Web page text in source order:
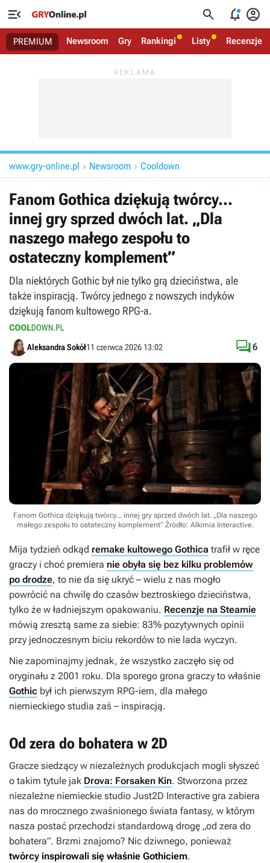
   
PREMIUM Newsroom Gry Rankingi Listy Recenzje
www.gry-online.pl  Newsroom  Cooldown
Fanom Gothica dziękują twórcy...
innej gry sprzed dwóch lat. „Dla
naszego małego zespołu to
ostateczny komplement”
Dla niektórych Gothic był nie tylko grą dzieciństwa, ale
także inspiracją. Twórcy jednego z nowszych indyków
dziękują fanom kultowego RPG-a.
Aleksandra Sokół11 czerwca 2026 13:02 6
Fanom Gothica dziękują twórcy... innej gry sprzed dwóch lat. „Dla naszego
małego zespołu to ostateczny komplement” Źródło: Alkimia Interactive.
Mija tydzień odkąd remake kultowego Gothica trafił w ręce
graczy i choć premiera nie obyła się bez kilku problemów
po drodze, to nie da się ukryć – wielu z nas mogło
powrócić na chwilę do czasów beztroskiego dzieciństwa,
tylko że w ładniejszym opakowaniu. Recenzje na Steamie
mówią zresztą same za siebie: 83% pozytywnych opinii
przy jednoczesnym biciu rekordów to nie lada wyczyn.
Nie zapominajmy jednak, że wszystko zaczęło się od
oryginału z 2001 roku. Dla sporego grona graczy to właśnie
Gothic był ich pierwszym RPG-iem, dla małego
niemieckiego studia zaś – inspiracją.
Od zera do bohatera w 2D
Gracze siedzący w niezależnych produkcjach mogli słyszeć
o takim tytule jak Drova: Forsaken Kin. Stworzona przez
niezależne niemieckie studio Just2D Interactive gra zabiera
nas do mrocznego zwaśnionego świata fantasy, w którym
nasza postać przechodzi standardową drogę „od zera do
bohatera”. Brzmi znajomo? Nic dziwnego, ponieważ
twórcy inspirowali się właśnie Gothiciem.